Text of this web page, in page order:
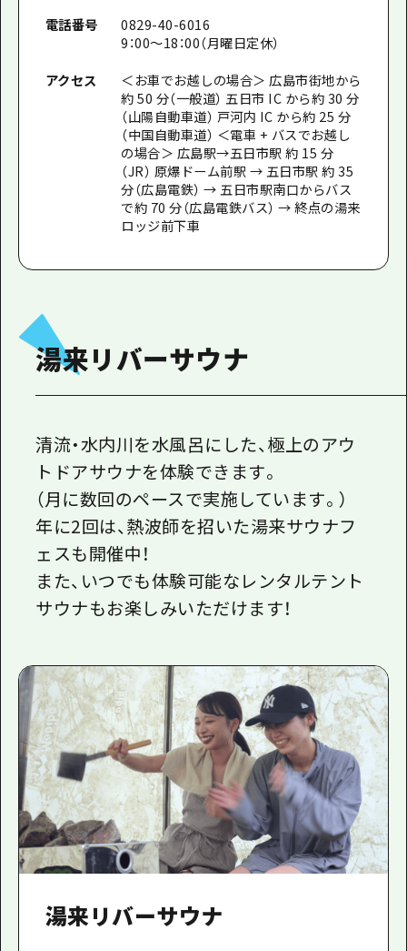
電話番号
0829-40-6016
9：00～18：00（月曜日定休）
アクセス
＜お車でお越しの場合＞ 広島市街地から
約 50 分（一般道） 五日市 IC から約 30 分
（山陽自動車道） 戸河内 IC から約 25 分
（中国自動車道） ＜電車 + バスでお越し
の場合＞ 広島駅→五日市駅 約 15 分
（JR） 原爆ドーム前駅 → 五日市駅 約 35
分（広島電鉄） → 五日市駅南口からバス
で約 70 分（広島電鉄バス） → 終点の湯来
ロッジ前下車
湯来リバーサウナ
清流・水内川を水風呂にした、極上のアウ
トドアサウナを体験できます。
（月に数回のペースで実施しています。）
年に2回は、熱波師を招いた湯来サウナフ
ェスも開催中！
また、いつでも体験可能なレンタルテント
サウナもお楽しみいただけます！
湯来リバーサウナ